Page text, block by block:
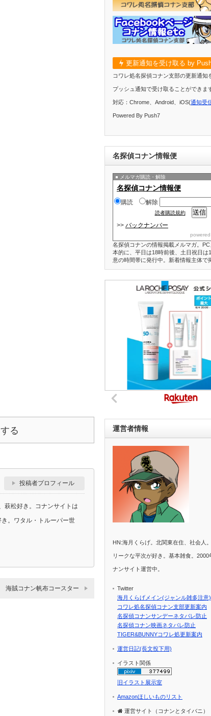
る
投稿者プロフィール
萩松好き。コナンサイトは
。ワタル・トルーパー世
海賊コナン帆布コースター
更新通知を受け取る by
コワレ処名探偵コナン支部の更新通知
プッシュ通知で受け取ることができま
対応：Chrome、Android、iOS(通知受
Powered By Push7
名探偵コナン情報便
メルマガ購読・解除
名探偵コナン情報便
購読 解除
読者購読規約
>> バックナンバー
名探偵コナンの情報掲載メルマガ。
本的に、平日は18時前後、土日祝日は
意の時間帯に発行中。新着情報主体で
運営者情報
HN:海月くらげ。北関東在住、社会人
リークな平次が好き。基本雑食。2000
ナンサイト運営中。
Twitter
海月くらげメイン(ジャンル雑多注意)
コワレ処名探偵コナン支部更新案内
名探偵コナンサンデーネタバレ防止
名探偵コナン映画ネタバレ防止
TIGER&BUNNYコワレ処更新案内
運営日記(長文投下用)
イラスト関係
旧イラスト展示室
Amazonほしいものリスト
運営サイト（コナンとタイバニ）